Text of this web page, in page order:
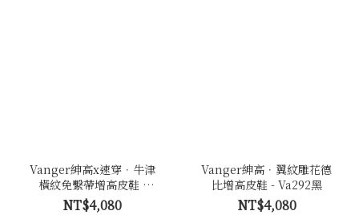
Vanger紳高x速穿．牛津
橫紋免繫帶增高皮鞋 -
Va289黑
NT$4,080
Vanger紳高．翼紋雕花德
比增高皮鞋 - Va292黑
NT$4,080